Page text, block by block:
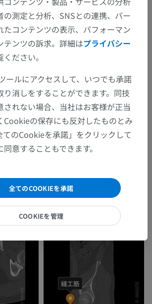
の測定と分析、SNSとの連携、パー
たコンテンツの表示、パフォーマン
テンツの訴求。詳細はプライバシー
ださい。
ールにアクセスして、いつでも承諾
り消しをすることができます。同技
されない場合、当社はお客様が正当
Cookieの保存にも反対したものとみ
てのCookieを承諾」をクリックして
意することもできます。
全てのCOOKIEを承諾
COOKIEを管理